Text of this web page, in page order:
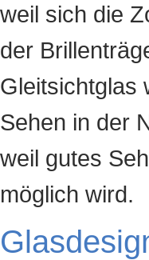
weil sich die
der
Gleitsichtglas
Sehen in der
weil gutes
möglich wird.